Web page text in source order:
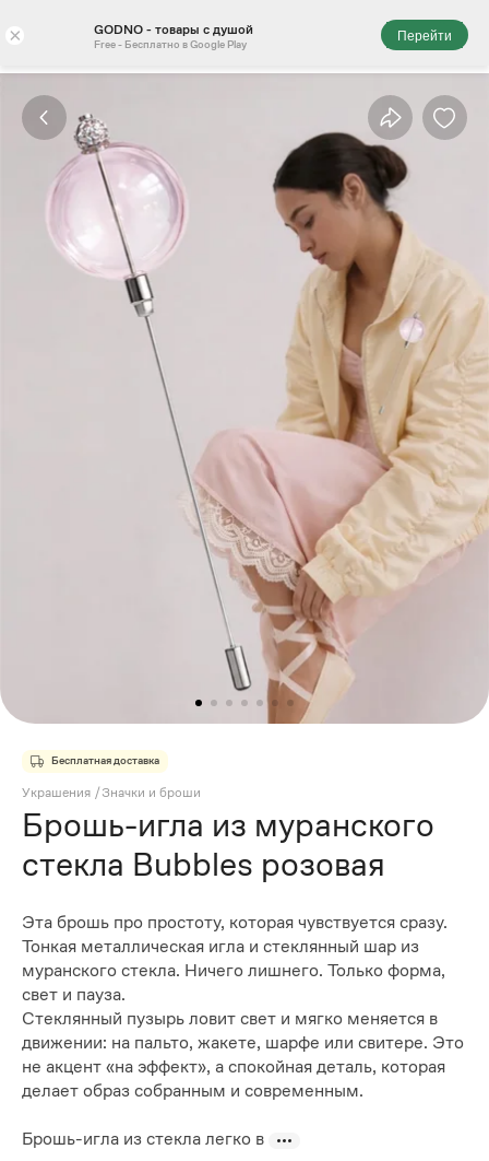
× GODNO - товары с душой
Free - Бесплатно в Google Play
Перейти
Украшения /Значки и броши
Бесплатная доставка
Брошь-игла из муранского
стекла Bubbles розовая
Эта брошь про простоту, которая чувствуется сразу.
Тонкая металлическая игла и стеклянный шар из
муранского стекла. Ничего лишнего. Только форма,
свет и пауза.
Стеклянный пузырь ловит свет и мягко меняется в
движении: на пальто, жакете, шарфе или свитере. Это
не акцент «на эффект», а спокойная деталь, которая
делает образ собранным и современным.
Брошь-игла из стекла легко в